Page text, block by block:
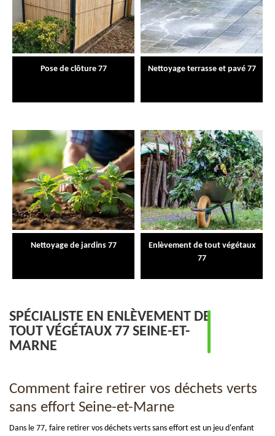
Pose de clôture 77 Nettoyage terrasse et pavé 77
Nettoyage de jardins 77
Enlèvement de tout végétaux
77
SPÉCIALISTE EN ENLÈVEMENT DE
TOUT VÉGÉTAUX 77 SEINE-ET-
MARNE
Comment faire retirer vos déchets verts
sans effort Seine-et-Marne
Dans le 77, faire retirer vos déchets verts sans effort est un jeu d'enfant